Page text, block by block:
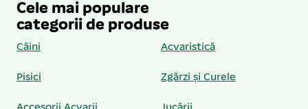
Cele mai populare
categorii de produse
Câini Acvaristică
Pisici Zgărzi și Curele